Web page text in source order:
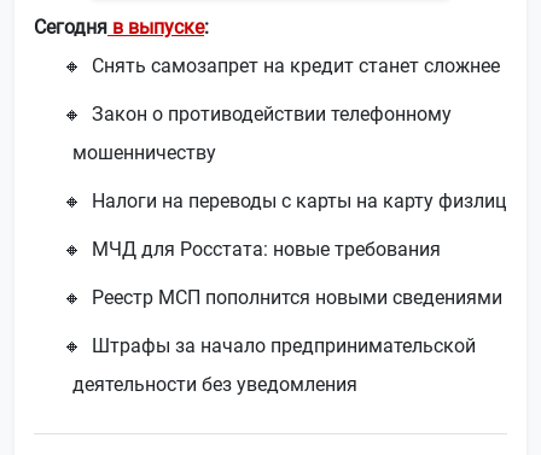
Сегодня в выпуске:
Снять самозапрет на кредит станет сложнее
Закон о противодействии телефонному
мошенничеству
Налоги на переводы с карты на карту физлиц
МЧД для Росстата: новые требования
Реестр МСП пополнится новыми сведениями
Штрафы за начало предпринимательской
деятельности без уведомления